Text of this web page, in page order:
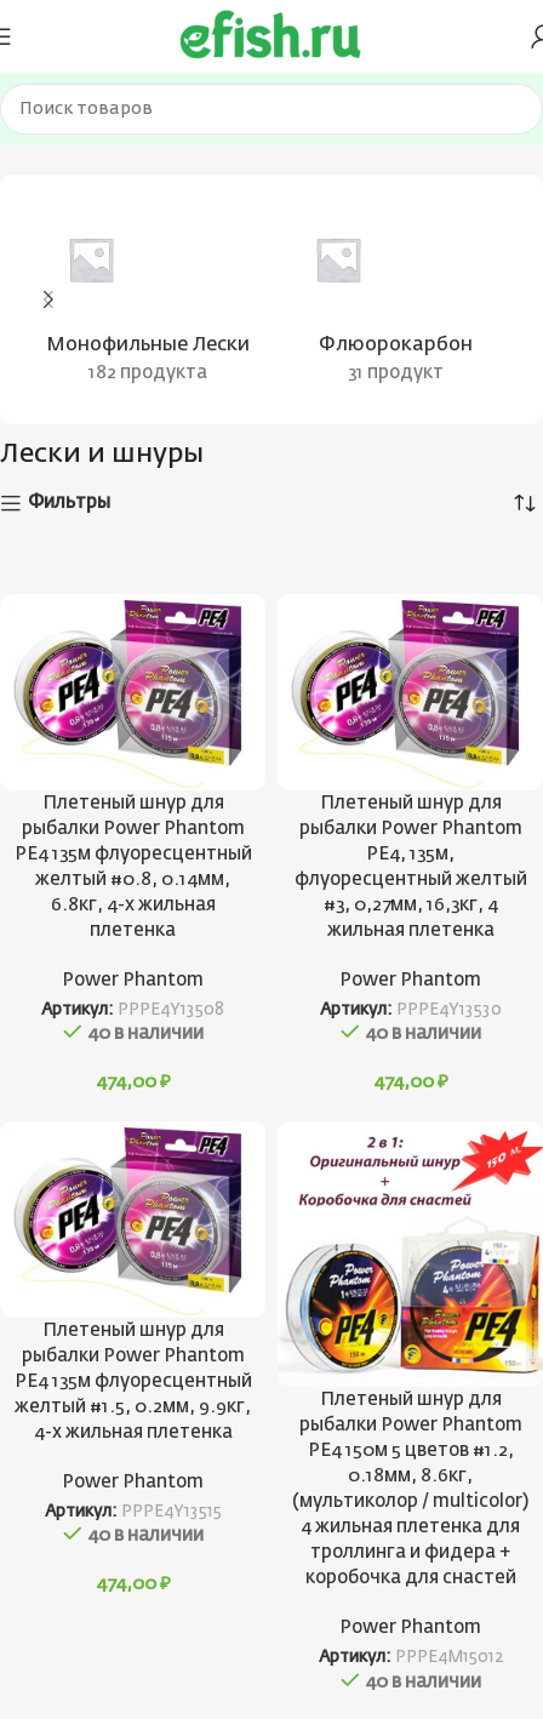
Главная Лески и шнуры Страница 37
Монофильные Лески
182 продукта
Флюорокарбон
31 продукт
Лески и шнуры
Фильтры
Плетеный шнур для
рыбалки Power Phantom
PE4 135м флуоресцентный
желтый #0.8, 0.14мм,
6.8кг, 4-х жильная
плетенка
Power Phantom
Артикул: PPPE4Y13508
40 в наличии
474,00 ₽
Плетеный шнур для
рыбалки Power Phantom
PE4, 135м,
флуоресцентный желтый
#3, 0,27мм, 16,3кг, 4
жильная плетенка
Power Phantom
Артикул: PPPE4Y13530
40 в наличии
474,00 ₽
Плетеный шнур для
рыбалки Power Phantom
PE4 135м флуоресцентный
желтый #1.5, 0.2мм, 9.9кг,
4-х жильная плетенка
Power Phantom
Артикул: PPPE4Y13515
40 в наличии
474,00 ₽
Плетеный шнур для
рыбалки Power Phantom
PE4 150м 5 цветов #1.2,
0.18мм, 8.6кг,
(мультиколор / multicolor)
4 жильная плетенка для
троллинга и фидера +
коробочка для снастей
Power Phantom
Артикул: PPPE4M15012
40 в наличии